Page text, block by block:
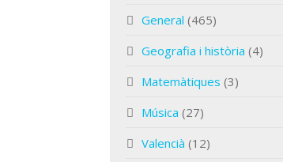
General (465)
Geografia i història (4)
Matemàtiques (3)
Música (27)
Valencià (12)